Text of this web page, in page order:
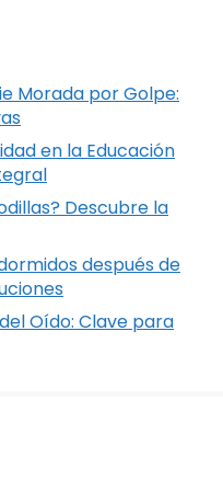
Morada por Golpe:
en la Educación
Descubre la
después de
Oído: Clave para